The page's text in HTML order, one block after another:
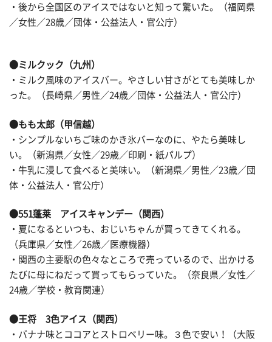
・後から全国区のアイスではないと知って驚いた。（福岡県
／女性／28歳／団体・公益法人・官公庁）
●ミルクック（九州）
・ミルク風味のアイスバー。やさしい甘さがとても美味しか
った。（長崎県／男性／24歳／団体・公益法人・官公庁）
●もも太郎（甲信越）
・シンプルないちご味のかき氷バーなのに、やたら美味し
い。（新潟県／女性／29歳／印刷・紙パルプ）
・牛乳に浸して食べると美味い。（新潟県／男性／23歳／団
体・公益法人・官公庁）
●551蓬莱 アイスキャンデー（関西）
・夏になるといつも、おじいちゃんが買ってきてくれる。
（兵庫県／女性／26歳／医療機器）
・関西の主要駅の色々なところで売っているので、出かける
たびに母にねだって買ってもらっていた。（奈良県／女性／
24歳／学校・教育関連）
●王将 3色アイス（関西）
・バナナ味とココアとストロベリー味。３色で安い！（大阪